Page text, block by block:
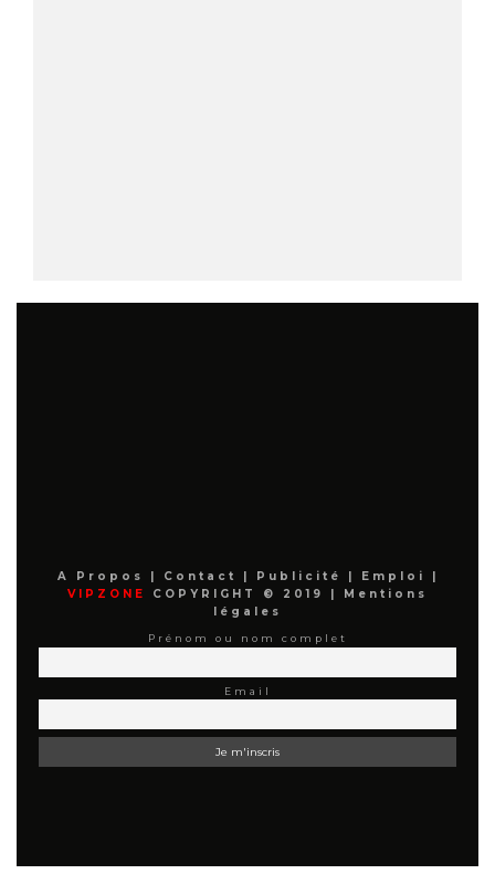
A Propos Contact Publicité Emploi
VIPZONE
COPYRIGHT © 2019 |
Mentions
légales
Prénom ou nom complet
Email